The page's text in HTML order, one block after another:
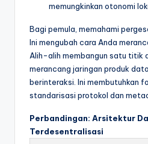
memungkinkan otonomi
Bagi pemula, memahami
Ini mengubah cara Anda
Alih-alih membangun satu titik
merancang jaringan produk
berinteraksi. Ini membutuhkan
standarisasi protokol dan
Perbandingan: Arsitektur
Terdesentralisasi